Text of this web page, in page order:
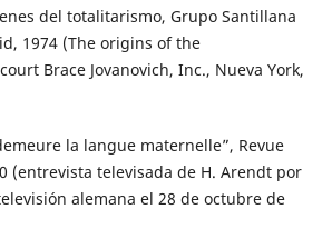
del totalitarismo, Grupo Santillana
1974 (The origins of the
Brace Jovanovich, Inc., Nueva York,
la langue maternelle”, Revue
(entrevista televisada de H. Arendt por
alemana el 28 de octubre de